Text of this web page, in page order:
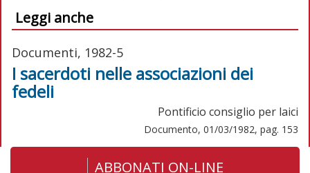
Leggi anche
Documenti, 1982-5
I sacerdoti nelle associazioni dei
fedeli
Pontificio consiglio per laici
Documento, 01/03/1982, pag. 153
ABBONATI ON-LINE